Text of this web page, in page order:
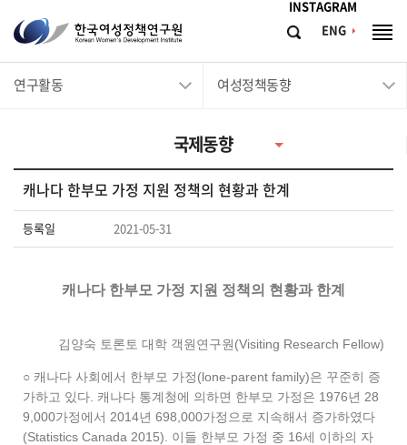
INSTAGRAM
ENG
한
국
여
연
구
원
Women's
Institute
검
체
연구활동 여성정책동향
국제동향
캐나다 한부모 가정 지원 정책의 현황과 한계
등록일 2021-05-31
캐나다 한부모 가정 지원 정책의 현황과 한계
김양숙 토론토 대학 객원연구원(Visiting Research Fellow)
○ 캐나다 사회에서 한부모 가정(lone-parent family)은 꾸준히 증
가하고 있다. 캐나다 통계청에 의하면 한부모 가정은 1976년 28
9,000가정에서 2014년 698,000가정으로 지속해서 증가하였다
(Statistics Canada 2015). 이들 한부모 가정 중 16세 이하의 자